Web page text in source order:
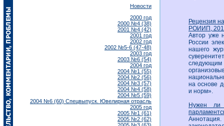
Новости
2000 год
2000 №4 (38)
2001 №4 (42)
2001 год
2002 год
2002 №5-6 (47-48)
2003 год
2003 №6 (54)
2004 год
2004 №1 (55)
2004 №2 (56)
2004 №3 (57)
2004 №4 (58)
2004 №5 (59)
2004 №6 (60) Спецвыпуск. Ювелирная отрасль
2005 год
2005 №1 (61)
2005 №2 (62)
Рецензия
РОИИП,
Автор уже
России
нашего
на основе
и норм».
Нужен ли